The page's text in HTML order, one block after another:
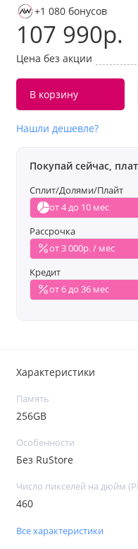
+1 080 бонусов
107 990р.
Цена без акции
В корзину
Нашли дешевле?
Покупай сейчас,
Сплит/Долями/Плайт
от 4 до 10 мес
Рассрочка
от 3 000р. / мес
Кредит
от 6 до 36 мес
Характеристики
Память
256GB
Особенности
Без RuStore
Число пикселей на дюйм
460
Все характеристики